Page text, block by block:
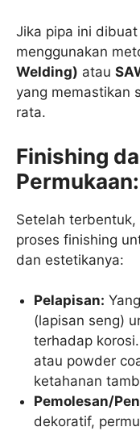
Jika pipa ini
menggunakan
Welding) atau
yang memastikan
rata.
Finishing
Permukaan:
Setelah
proses finishing
dan estetikanya:
Pelapisan:
(lapisan seng)
terhadap
atau powder
ketahanan
Pemolesan/
dekoratif,